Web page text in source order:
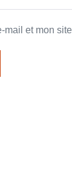
mail et mon